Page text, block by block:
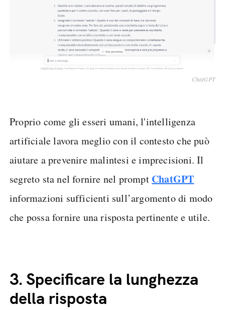
ChatGPT
Proprio come gli esseri umani, l'intelligenza
artificiale lavora meglio con il contesto che può
aiutare a prevenire malintesi e imprecisioni. Il
segreto sta nel fornire nel prompt ChatGPT
informazioni sufficienti sull’argomento di modo
che possa fornire una risposta pertinente e utile.
3. Specificare la lunghezza
della risposta